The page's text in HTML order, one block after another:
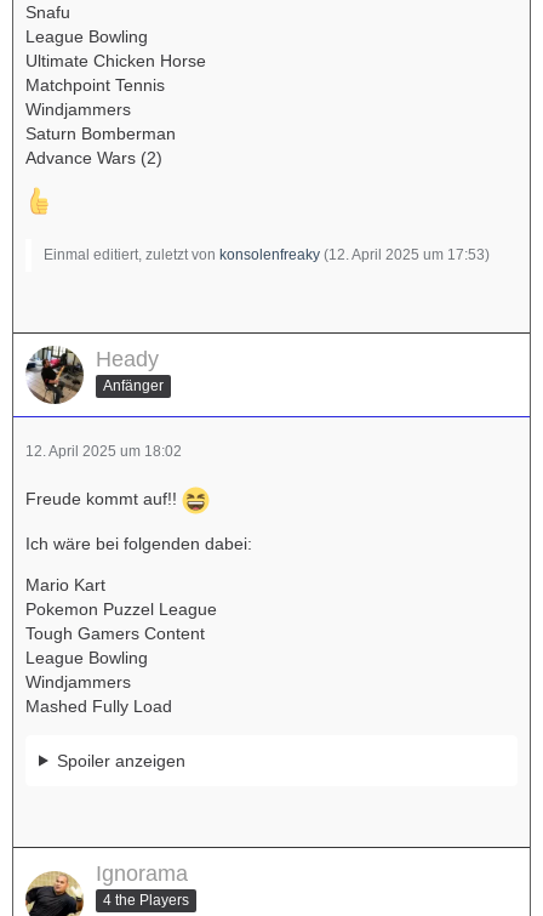
Snafu
League Bowling
Ultimate Chicken Horse
Matchpoint Tennis
Windjammers
Saturn Bomberman
Advance Wars (2)
Einmal editiert, zuletzt von konsolenfreaky (12. April 2025 um 17:53)
Heady
Anfänger
12. April 2025 um 18:02
Freude kommt auf!!
Ich wäre bei folgenden dabei:
Mario Kart
Pokemon Puzzel League
Tough Gamers Content
League Bowling
Windjammers
Mashed Fully Load
Spoiler anzeigen
Ignorama
4 the Players